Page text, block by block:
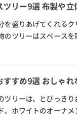
リー9選 布製や
を盛りあげてくれる
のツリーはスペース
におしゃれなクリス...
すめ9選 おしゃ
ツリーは、とびっき
、ホワイトのオーナ
パーティー用に一味違...